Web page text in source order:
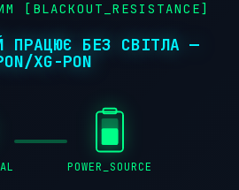
[BLACKOUT_RESISTANCE]
ПРАЦЮЄ БЕЗ СВІТЛА —
XG-PON
POWER_SOURCE